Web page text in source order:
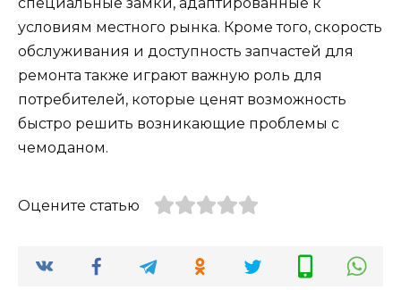
условиям местного рынка. Кроме того, скорость
обслуживания и доступность запчастей для
ремонта также играют важную роль для
потребителей, которые ценят возможность
быстро решить возникающие проблемы с
чемоданом.
Оцените статью